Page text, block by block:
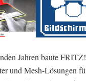
Jahren baute
und Mesh-Lösungen